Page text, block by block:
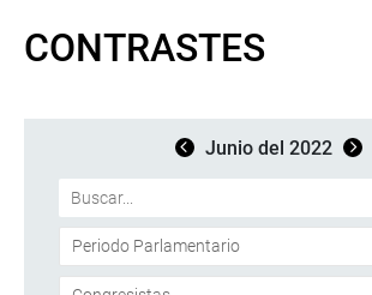
CONTRASTES
Junio del 2022